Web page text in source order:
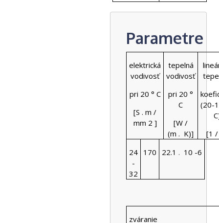
Parametre
elektrická
vodivosť
pri 20 ° C
[S . m /
mm 2 ]
tepelná
vodivosť
pri 20 °
C
[W /
(m . K)]
(20-
[1
24
-
32
170 22.1 . 10 -6
zváranie